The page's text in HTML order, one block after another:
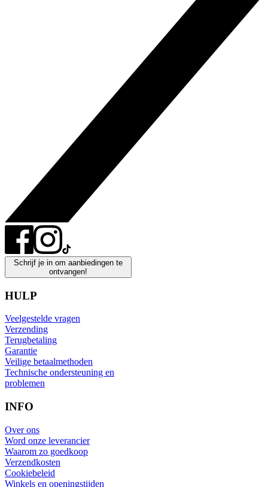
Schrijf je in om aanbiedingen te
ontvangen!
HULP
Veelgestelde vragen
Verzending
Terugbetaling
Garantie
Veilige betaalmethoden
Technische ondersteuning en
problemen
INFO
Over ons
Word onze leverancier
Waarom zo goedkoop
Verzendkosten
Cookiebeleid
Winkels en openingstijden